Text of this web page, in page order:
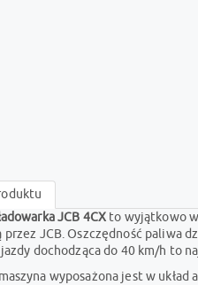
JCB 4CX to wyjątkowo
przez JCB. Oszczędność paliwa
dochodząca do 40 km/h to
wyposażona jest w układ